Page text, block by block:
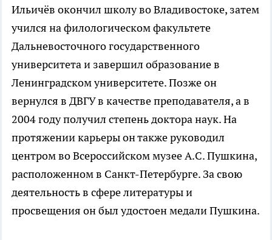
Ильичёв окончил школу во Владивостоке, затем
учился на филологическом факультете
Дальневосточного государственного
университета и завершил образование в
Ленинградском университете. Позже он
вернулся в ДВГУ в качестве преподавателя, а в
2004 году получил степень доктора наук. На
протяжении карьеры он также руководил
центром во Всероссийском музее А.С. Пушкина,
расположенном в Санкт-Петербурге. За свою
деятельность в сфере литературы и
просвещения он был удостоен медали Пушкина.